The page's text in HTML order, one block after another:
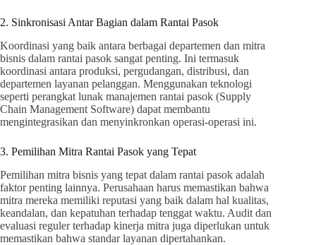
2. Sinkronisasi Antar Bagian dalam Rantai Pasok
Koordinasi yang baik antara berbagai departemen dan mitra
bisnis dalam rantai pasok sangat penting. Ini termasuk
koordinasi antara produksi, pergudangan, distribusi, dan
departemen layanan pelanggan. Menggunakan teknologi
seperti perangkat lunak manajemen rantai pasok (Supply
Chain Management Software) dapat membantu
mengintegrasikan dan menyinkronkan operasi-operasi ini.
3. Pemilihan Mitra Rantai Pasok yang Tepat
Pemilihan mitra bisnis yang tepat dalam rantai pasok adalah
faktor penting lainnya. Perusahaan harus memastikan bahwa
mitra mereka memiliki reputasi yang baik dalam hal kualitas,
keandalan, dan kepatuhan terhadap tenggat waktu. Audit dan
evaluasi reguler terhadap kinerja mitra juga diperlukan untuk
memastikan bahwa standar layanan dipertahankan.